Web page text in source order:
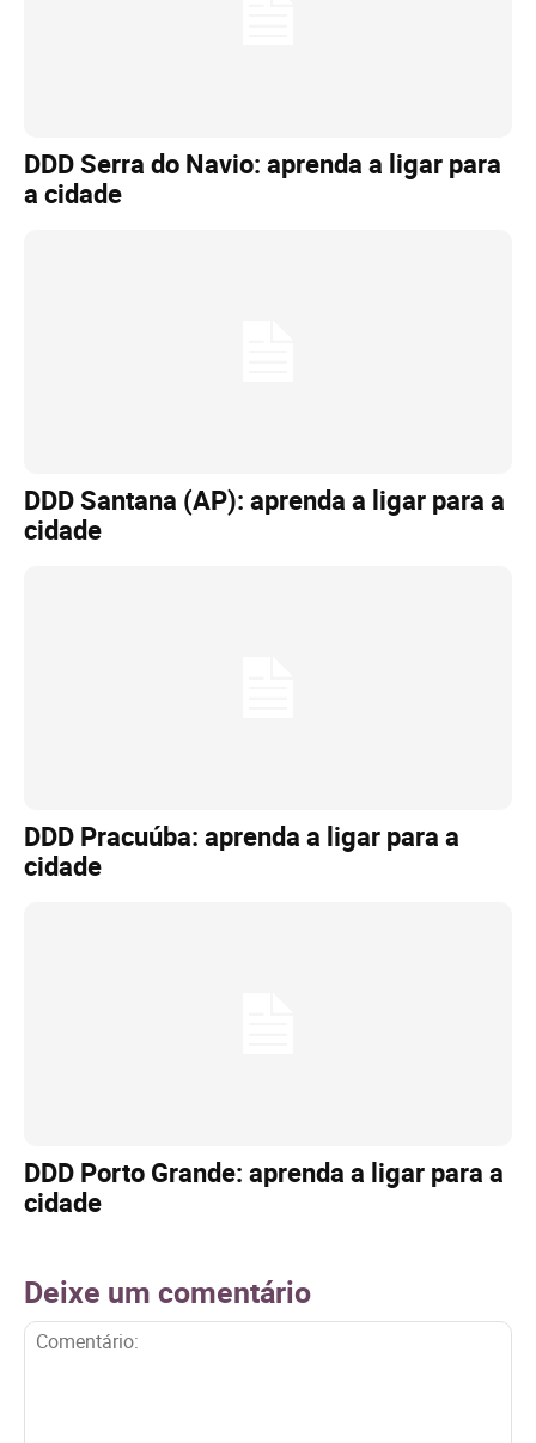
DDD Serra do Navio: aprenda a ligar para
a cidade
DDD Santana (AP): aprenda a ligar para a
cidade
DDD Pracuúba: aprenda a ligar para a
cidade
DDD Porto Grande: aprenda a ligar para a
cidade
Deixe um comentário